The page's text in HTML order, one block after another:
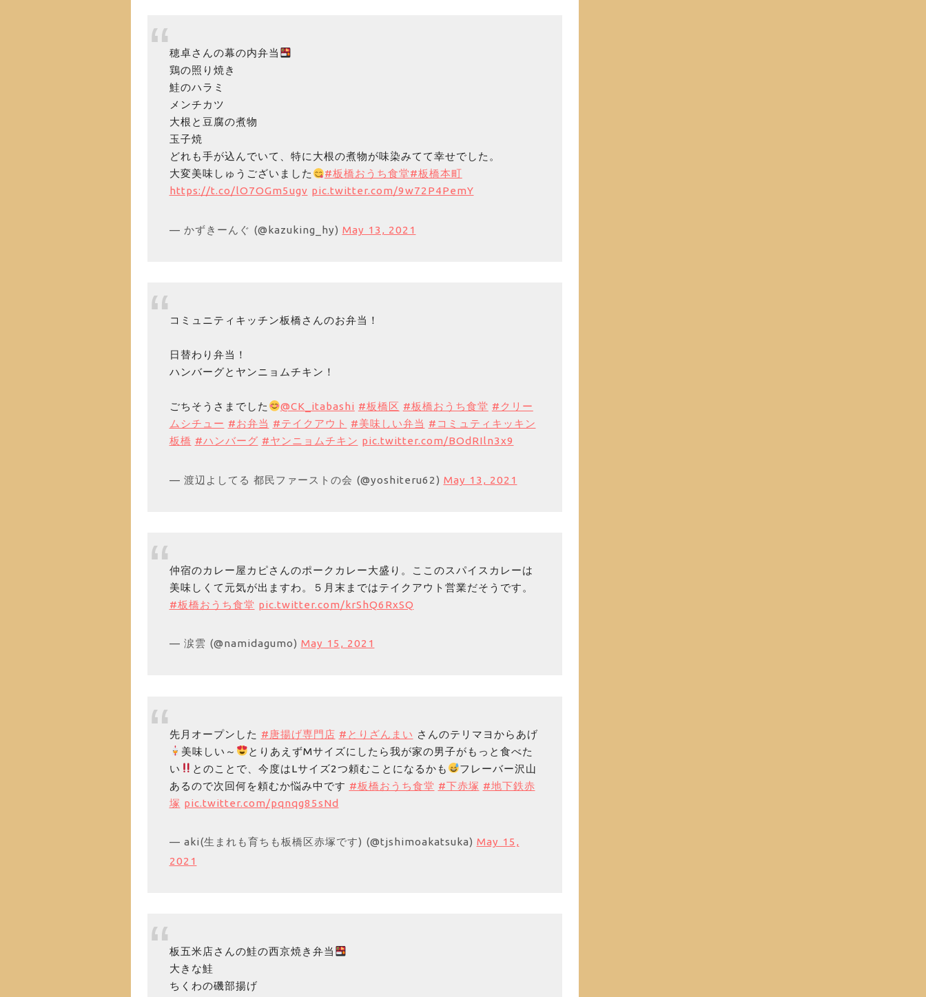
穂卓さんの幕の内弁当
鶏の照り焼き
鮭のハラミ
メンチカツ
大根と豆腐の煮物
玉子焼
どれも手が込んでいて、特に大根の煮物が味染みてて幸せでした。
大変美味しゅうございました
#板橋おうち食堂#板橋本町
https://t.co/lO7OGm5ugv pic.twitter.com/9w72P4PemY
— かずきーんぐ (@kazuking_hy) May 13, 2021
コミュニティキッチン板橋さんのお弁当！
日替わり弁当！
ハンバーグとヤンニョムチキン！
ごちそうさまでした @CK_itabashi #板橋区 #板橋おうち食堂 #クリー
ムシチュー #お弁当 #テイクアウト #美味しい弁当 #コミュティキッキン
板橋 #ハンバーグ #ヤンニョムチキン pic.twitter.com/BOdRIln3x9
— 渡辺よしてる 都民ファーストの会 (@yoshiteru62) May 13, 2021
仲宿のカレー屋カピさんのポークカレー大盛り。ここのスパイスカレーは
美味しくて元気が出ますわ。５月末まではテイクアウト営業だそうです。
#板橋おうち食堂 pic.twitter.com/krShQ6RxSQ
— 涙雲 (@namidagumo) May 15, 2021
先月オープンした #唐揚げ専門店 #とりざんまい さんのテリマヨからあげ
美味しい～
とりあえずMサイズにしたら我が家の男子がもっと食べた
い
とのことで、今度はLサイズ2つ頼むことになるかも
フレーバー沢山
あるので次回何を頼むか悩み中です #板橋おうち食堂 #下赤塚 #地下鉄赤
塚 pic.twitter.com/pqnqg85sNd
— aki(生まれも育ちも板橋区赤塚です) (@tjshimoakatsuka) May 15,
2021
板五米店さんの鮭の西京焼き弁当
大きな鮭
ちくわの磯部揚げ